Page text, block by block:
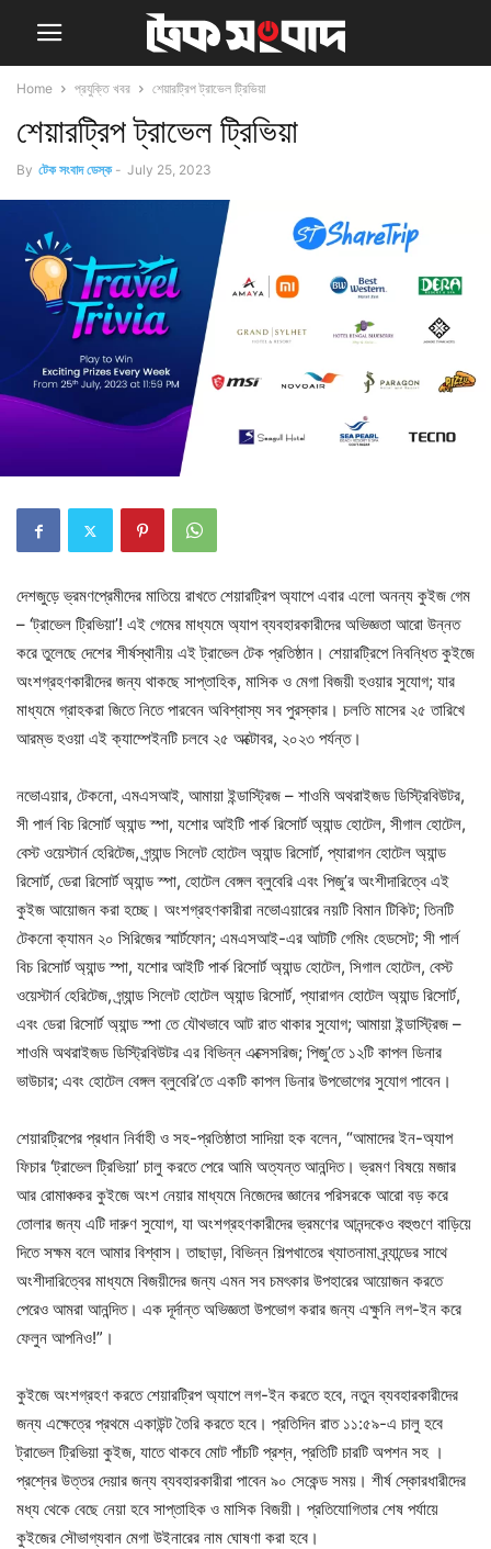
Home প্রযুক্তি খবর শেয়ারট্রিপ ট্রাভেল ট্রিভিয়া
শেয়ারট্রিপ ট্রাভেল ট্রিভিয়া
By টেক সংবাদ ডেস্ক - July 25, 2023
দেশজুড়ে ভ্রমণপ্রেমীদের মাতিয়ে রাখতে শেয়ারট্রিপ অ্যাপে এবার এলো অনন্য কুইজ গেম
– ‘ট্রাভেল ট্রিভিয়া’! এই গেমের মাধ্যমে অ্যাপ ব্যবহারকারীদের অভিজ্ঞতা আরো উন্নত
করে তুলেছে দেশের শীর্ষস্থানীয় এই ট্রাভেল টেক প্রতিষ্ঠান। শেয়ারট্রিপে নিবন্ধিত কুইজে
অংশগ্রহণকারীদের জন্য থাকছে সাপ্তাহিক, মাসিক ও মেগা বিজয়ী হওয়ার সুযোগ; যার
মাধ্যমে গ্রাহকরা জিতে নিতে পারবেন অবিশ্বাস্য সব পুরস্কার। চলতি মাসের ২৫ তারিখে
আরম্ভ হওয়া এই ক্যাম্পেইনটি চলবে ২৫ অক্টোবর, ২০২৩ পর্যন্ত।
নভোএয়ার, টেকনো, এমএসআই, আমায়া ইন্ডাস্ট্রিজ – শাওমি অথরাইজড ডিস্ট্রিবিউটর,
সী পার্ল বিচ রিসোর্ট অ্যান্ড স্পা, যশোর আইটি পার্ক রিসোর্ট অ্যান্ড হোটেল, সীগাল হোটেল,
বেস্ট ওয়েস্টার্ন হেরিটেজ, গ্র্যান্ড সিলেট হোটেল অ্যান্ড রিসোর্ট, প্যারাগন হোটেল অ্যান্ড
রিসোর্ট, ডেরা রিসোর্ট অ্যান্ড স্পা, হোটেল বেঙ্গল ব্লুবেরি এবং পিজু’র অংশীদারিত্বে এই
কুইজ আয়োজন করা হচ্ছে। অংশগ্রহণকারীরা নভোএয়ারের নয়টি বিমান টিকিট; তিনটি
টেকনো ক্যামন ২০ সিরিজের স্মার্টফোন; এমএসআই-এর আটটি গেমিং হেডসেট; সী পার্ল
বিচ রিসোর্ট অ্যান্ড স্পা, যশোর আইটি পার্ক রিসোর্ট অ্যান্ড হোটেল, সিগাল হোটেল, বেস্ট
ওয়েস্টার্ন হেরিটেজ, গ্র্যান্ড সিলেট হোটেল অ্যান্ড রিসোর্ট, প্যারাগন হোটেল অ্যান্ড রিসোর্ট,
এবং ডেরা রিসোর্ট অ্যান্ড স্পা তে যৌথভাবে আট রাত থাকার সুযোগ; আমায়া ইন্ডাস্ট্রিজ –
শাওমি অথরাইজড ডিস্ট্রিবিউটর এর বিভিন্ন এক্সেসরিজ; পিজু’তে ১২টি কাপল ডিনার
ভাউচার; এবং হোটেল বেঙ্গল ব্লুবেরি’তে একটি কাপল ডিনার উপভোগের সুযোগ পাবেন।
শেয়ারট্রিপের প্রধান নির্বাহী ও সহ-প্রতিষ্ঠাতা সাদিয়া হক বলেন, “আমাদের ইন-অ্যাপ
ফিচার ‘ট্রাভেল ট্রিভিয়া’ চালু করতে পেরে আমি অত্যন্ত আনন্দিত। ভ্রমণ বিষয়ে মজার
আর রোমাঞ্চকর কুইজে অংশ নেয়ার মাধ্যমে নিজেদের জ্ঞানের পরিসরকে আরো বড় করে
তোলার জন্য এটি দারুণ সুযোগ, যা অংশগ্রহণকারীদের ভ্রমণের আনন্দকেও বহুগুণে বাড়িয়ে
দিতে সক্ষম বলে আমার বিশ্বাস। তাছাড়া, বিভিন্ন শিল্পখাতের খ্যাতনামা ব্র্যান্ডের সাথে
অংশীদারিত্বের মাধ্যমে বিজয়ীদের জন্য এমন সব চমৎকার উপহারের আয়োজন করতে
পেরেও আমরা আনন্দিত। এক দূর্দান্ত অভিজ্ঞতা উপভোগ করার জন্য এক্ষুনি লগ-ইন করে
ফেলুন আপনিও!”।
কুইজে অংশগ্রহণ করতে শেয়ারট্রিপ অ্যাপে লগ-ইন করতে হবে, নতুন ব্যবহারকারীদের
জন্য এক্ষেত্রে প্রথমে একাউন্ট তৈরি করতে হবে। প্রতিদিন রাত ১১:৫৯-এ চালু হবে
ট্রাভেল ট্রিভিয়া কুইজ, যাতে থাকবে মোট পাঁচটি প্রশ্ন, প্রতিটি চারটি অপশন সহ ।
প্রশ্নের উত্তর দেয়ার জন্য ব্যবহারকারীরা পাবেন ৯০ সেকেন্ড সময়। শীর্ষ স্কোরধারীদের
মধ্য থেকে বেছে নেয়া হবে সাপ্তাহিক ও মাসিক বিজয়ী। প্রতিযোগিতার শেষ পর্যায়ে
কুইজের সৌভাগ্যবান মেগা উইনারের নাম ঘোষণা করা হবে।